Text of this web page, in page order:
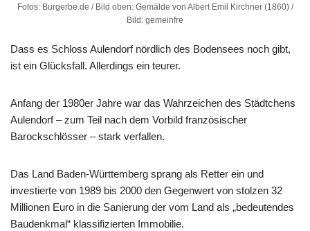
Fotos: Burgerbe.de / Bild oben: Gemälde von Albert Emil Kirchner (1860) /
Bild: gemeinfre
Dass es Schloss Aulendorf nördlich des Bodensees noch gibt,
ist ein Glücksfall. Allerdings ein teurer.
Anfang der 1980er Jahre war das Wahrzeichen des Städtchens
Aulendorf – zum Teil nach dem Vorbild französischer
Barockschlösser – stark verfallen.
Das Land Baden-Württemberg sprang als Retter ein und
investierte von 1989 bis 2000 den Gegenwert von stolzen 32
Millionen Euro in die Sanierung der vom Land als „bedeutendes
Baudenkmal“ klassifizierten Immobilie.